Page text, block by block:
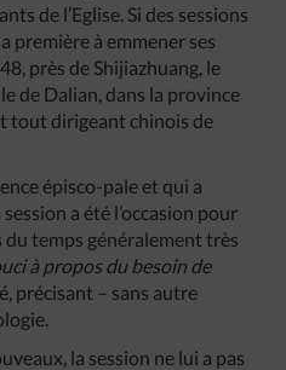
de l’Eglise. Si des sessions
première à emmener ses
près de Shijiazhuang, le
de Dalian, dans la province
tout dirigeant chinois de
épisco-pale et qui a
a été l’occasion pour
du temps généralement très
à propos du besoin de
précisant – sans autre
la session ne lui a pas